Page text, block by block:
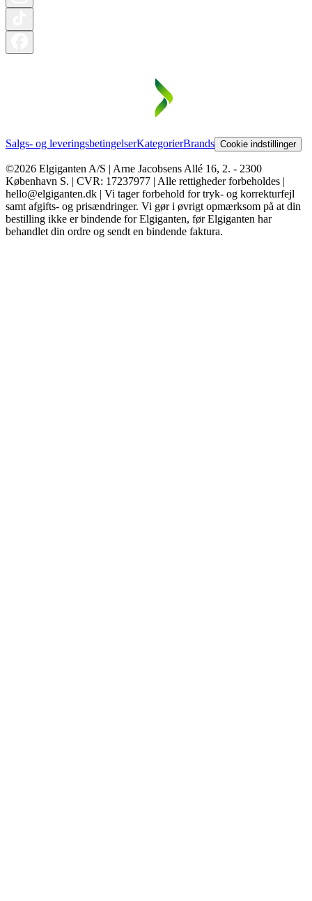
Salgs- og leveringsbetingelserKategorierBrands Cookie indstillinger
©2026 Elgiganten A/S | Arne Jacobsens Allé 16, 2. - 2300
København S. | CVR: 17237977 | Alle rettigheder forbeholdes |
hello@elgiganten.dk | Vi tager forbehold for tryk- og korrekturfejl
samt afgifts- og prisændringer. Vi gør i øvrigt opmærksom på at din
bestilling ikke er bindende for Elgiganten, før Elgiganten har
behandlet din ordre og sendt en bindende faktura.